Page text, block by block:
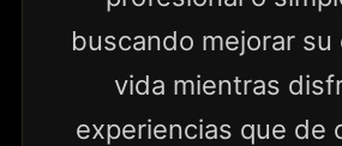
buscando mejorar su
vida mientras
experiencias que de